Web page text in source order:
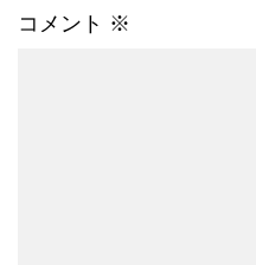
コメント ※